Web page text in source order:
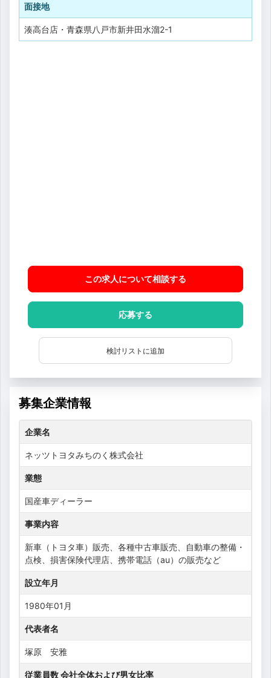
面接地
湊高台店・青森県八戸市新井田水溜2-1
この求人について相談する
応募する
検討リストに追加
募集企業情報
企業名
ネッツトヨタみちのく株式会社
業態
国産車ディーラー
事業内容
新車（トヨタ車）販売、各種中古車販売、自動車の整備・
点検、損害保険代理店、携帯電話（au）の販売など
設立年月
1980年01月
代表者名
塚原 安雅
従業員数 会社全体および男女比率